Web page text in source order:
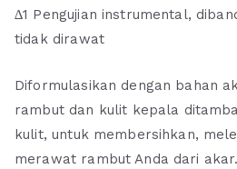
∆1 Pengujian instrumental,
tidak dirawat
Diformulasikan dengan bahan
rambut dan kulit kepala
kulit, untuk membersihkan,
merawat rambut Anda dari akar.